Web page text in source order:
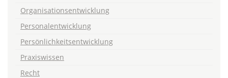
Organisationsentwicklung
Personalentwicklung
Persönlichkeitsentwicklung
Praxiswissen
Recht